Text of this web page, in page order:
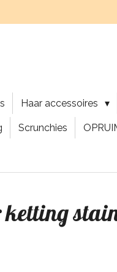
Haar accessoires
Scrunchies
ketting